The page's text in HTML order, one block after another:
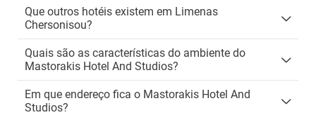
Que outros hotéis existem em Limenas
Chersonisou?
Quais são as características do ambiente do
Mastorakis Hotel And Studios?
Em que endereço fica o Mastorakis Hotel And
Studios?